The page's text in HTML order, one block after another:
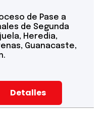
de Pase a
de Segunda
Guanacaste,
Detalles